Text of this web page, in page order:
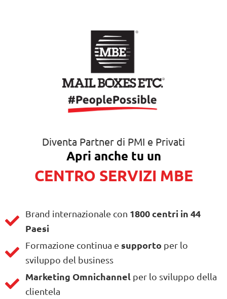
Diventa Partner di PMI e Privati
Apri anche tu un
CENTRO SERVIZI MBE
Brand internazionale con 1800 centri in 44
Paesi
Formazione continua e supporto per lo
sviluppo del business
Marketing Omnichannel per lo sviluppo della
clientela